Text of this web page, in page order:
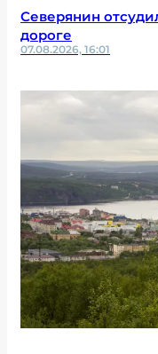
Северянин
дороге
07.08.2026, 16:01